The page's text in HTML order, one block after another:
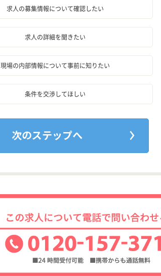
求人の募集情報について確認したい
求人の詳細を聞きたい
現場の内部情報について事前に知りたい
条件を交渉してほしい